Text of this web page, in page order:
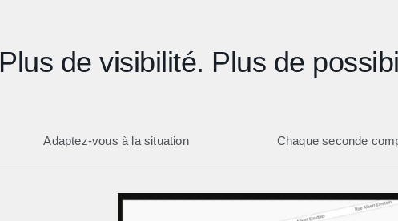
Plus de visibilité. Plus de
Adaptez-vous à la situation Chaque seconde